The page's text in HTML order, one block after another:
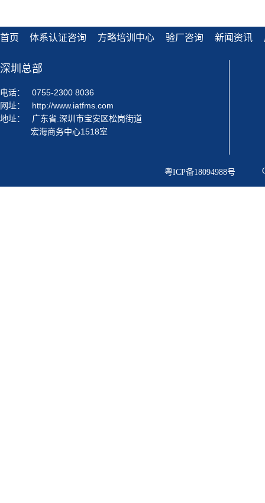
首页 体系认证咨询 方略培训中心 验厂咨询 新闻资讯
深圳总部
电话：
0755-2300 8036
网址：
http://www.iatfms.com
地址：
广东省.深圳市宝安区松岗街道
宏海商务中心1518室
粤ICP备18094988号